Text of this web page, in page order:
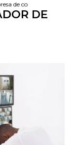
noturno
de controlador de
DE